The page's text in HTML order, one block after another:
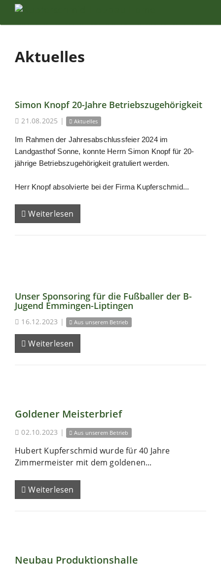
Aktuelles
Simon Knopf 20-Jahre Betriebszugehörigkeit
21.08.2025 | Aktuelles
Im Rahmen der Jahresabschlussfeier 2024 im
Landgasthof Sonne, konnte Herrn Simon Knopf für 20-
jährige Betriebszugehörigkeit gratuliert werden.
Herr Knopf absolvierte bei der Firma Kupferschmid...
Weiterlesen
Unser Sponsoring für die Fußballer der B-
Jugend Emmingen-Liptingen
16.12.2023 | Aus unserem Betrieb
Weiterlesen
Goldener Meisterbrief
02.10.2023 | Aus unserem Betrieb
Hubert Kupferschmid wurde für 40 Jahre
Zimmermeister mit dem goldenen...
Weiterlesen
Neubau Produktionshalle